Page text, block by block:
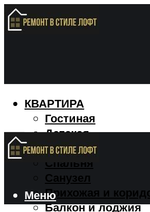
КВАРТИРА
Гостиная
Детская
Кухня
Спальня
Санузел
Прихожая и
Балкон и лоджия
Меню